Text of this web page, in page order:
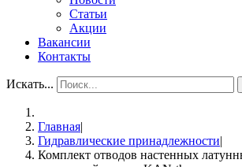
Статьи
Акции
Вакансии
Контакты
Искать...
Главная|
Гидравлические принадлежности|
Комплект отводов настенных